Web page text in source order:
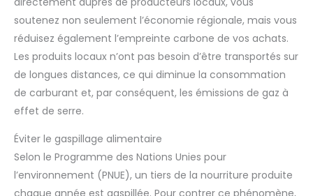
soutenez non seulement l’économie régionale, mais vous
réduisez également l’empreinte carbone de vos achats.
Les produits locaux n’ont pas besoin d’être transportés sur
de longues distances, ce qui diminue la consommation
de carburant et, par conséquent, les émissions de gaz à
effet de serre.
Éviter le gaspillage alimentaire
Selon le Programme des Nations Unies pour
l’environnement (PNUE), un tiers de la nourriture produite